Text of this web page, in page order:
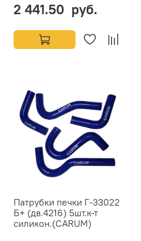
2 441.50 руб.
Патрубки печки Г-33022
Б+ (дв.4216) 5шт.к-т
силикон.(CARUM)